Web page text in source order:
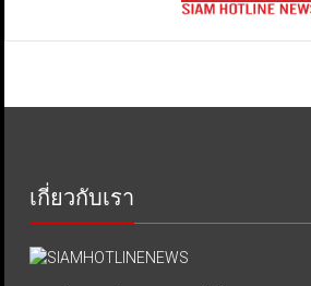
เกี่ยวกับเรา